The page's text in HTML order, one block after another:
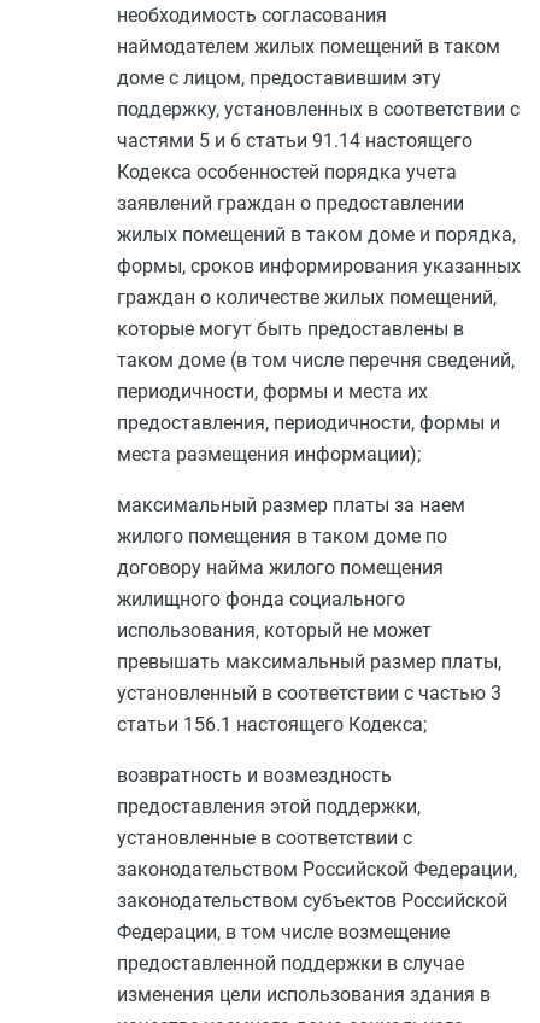
необходимость согласования
наймодателем жилых помещений в таком
доме с лицом, предоставившим эту
поддержку, установленных в соответствии с
частями 5 и 6 статьи 91.14 настоящего
Кодекса особенностей порядка учета
заявлений граждан о предоставлении
жилых помещений в таком доме и порядка,
формы, сроков информирования указанных
граждан о количестве жилых помещений,
которые могут быть предоставлены в
таком доме (в том числе перечня сведений,
периодичности, формы и места их
предоставления, периодичности, формы и
места размещения информации);
максимальный размер платы за наем
жилого помещения в таком доме по
договору найма жилого помещения
жилищного фонда социального
использования, который не может
превышать максимальный размер платы,
установленный в соответствии с частью 3
статьи 156.1 настоящего Кодекса;
возвратность и возмездность
предоставления этой поддержки,
установленные в соответствии с
законодательством Российской Федерации,
законодательством субъектов Российской
Федерации, в том числе возмещение
предоставленной поддержки в случае
изменения цели использования здания в